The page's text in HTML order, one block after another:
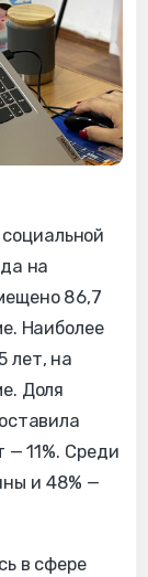
на
86,7
Наиболее
лет, на
Доля
— 11%. Среди
и 48% —
в сфере